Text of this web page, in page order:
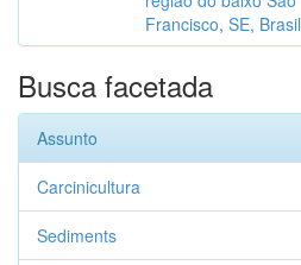
Francisco, SE, Brasil
Busca facetada
Assunto
Carcinicultura
Sediments